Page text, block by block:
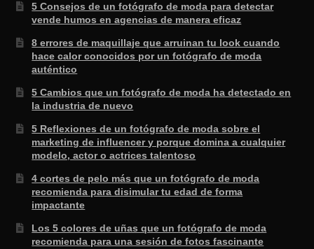
5 Consejos de un fotógrafo de moda para detectar
vende humos en agencias de manera eficaz
8 errores de maquillaje que arruinan tu look cuando
hace calor conocidos por un fotógrafo de moda
auténtico
5 Cambios que un fotógrafo de moda ha detectado en
la industria de nuevo
5 Reflexiones de un fotógrafo de moda sobre el
marketing de influencer y porque domina a cualquier
modelo, actor o actrices talentoso
4 cortes de pelo más que un fotógrafo de moda
recomienda para disimular tu edad de forma
impactante
Los 5 colores de uñas que un fotógrafo de moda
recomienda para una sesión de fotos fascinante